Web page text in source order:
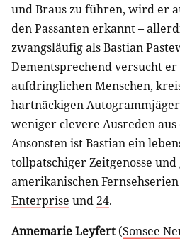
und Braus zu führen, wird er
den Passanten erkannt –
zwangsläufig als Bastian
Dementsprechend versucht
aufdringlichen Menschen,
hartnäckigen
weniger clevere Ausreden aus
Ansonsten ist Bastian ein
tollpatschiger Zeitgenosse und
amerikanischen
Enterprise und24.
Annemarie Leyfert (Sonsee